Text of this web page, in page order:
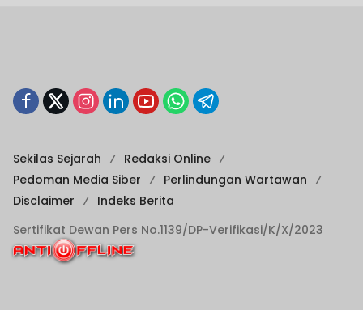
Sekilas Sejarah
Redaksi Online
Pedoman Media Siber
Perlindungan Wartawan
Disclaimer
Indeks Berita
Sertifikat Dewan Pers No.1139/DP-Verifikasi/K/X/2023